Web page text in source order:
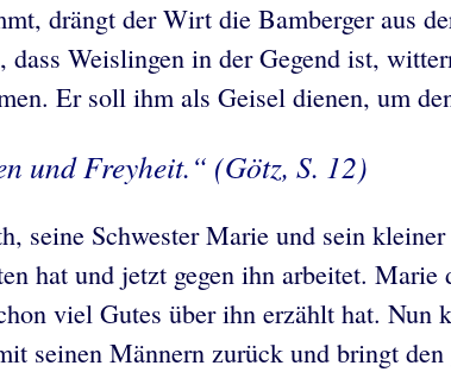
drängt der Wirt die Bamberger aus
Weislingen in der Gegend ist,
Er soll ihm als Geisel dienen, um
und Freyheit.“ (Götz, S. 12)
seine Schwester Marie und sein
hat und jetzt gegen ihn arbeitet.
viel Gutes über ihn erzählt hat. Nun
seinen Männern zurück und bringt